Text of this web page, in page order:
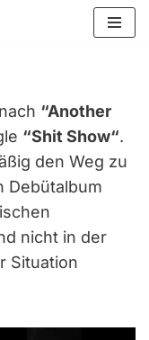
“Another
“Shit Show“.
den Weg zu
Debütalbum
nicht in der
Situation